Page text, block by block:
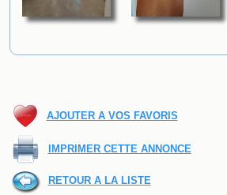
AJOUTER A VOS FAVORIS
IMPRIMER CETTE ANNONCE
RETOUR A LA LISTE